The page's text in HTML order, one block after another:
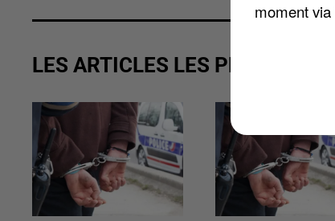
LES ARTICLES LES PLUS VUS
moment